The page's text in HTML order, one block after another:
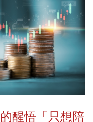
醒悟「只想陪